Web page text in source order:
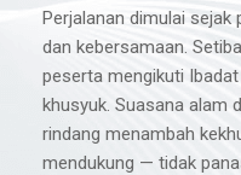
Perjalanan dimulai sejak
dan kebersamaan.
peserta mengikuti
khusyuk. Suasana alam
rindang menambah
mendukung — tidak